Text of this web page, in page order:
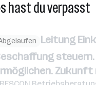
hast du verpasst
Leitung